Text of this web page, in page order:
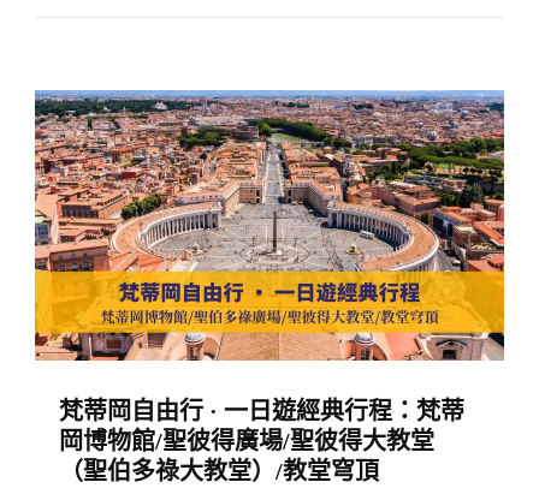
彼
得
大
教
堂
攻
略】
St
Basilica
深
度
梵蒂岡自由行 · 一日遊經典行程：梵蒂
岡博物館/聖彼得廣場/聖彼得大教堂
（聖伯多祿大教堂）/教堂穹頂